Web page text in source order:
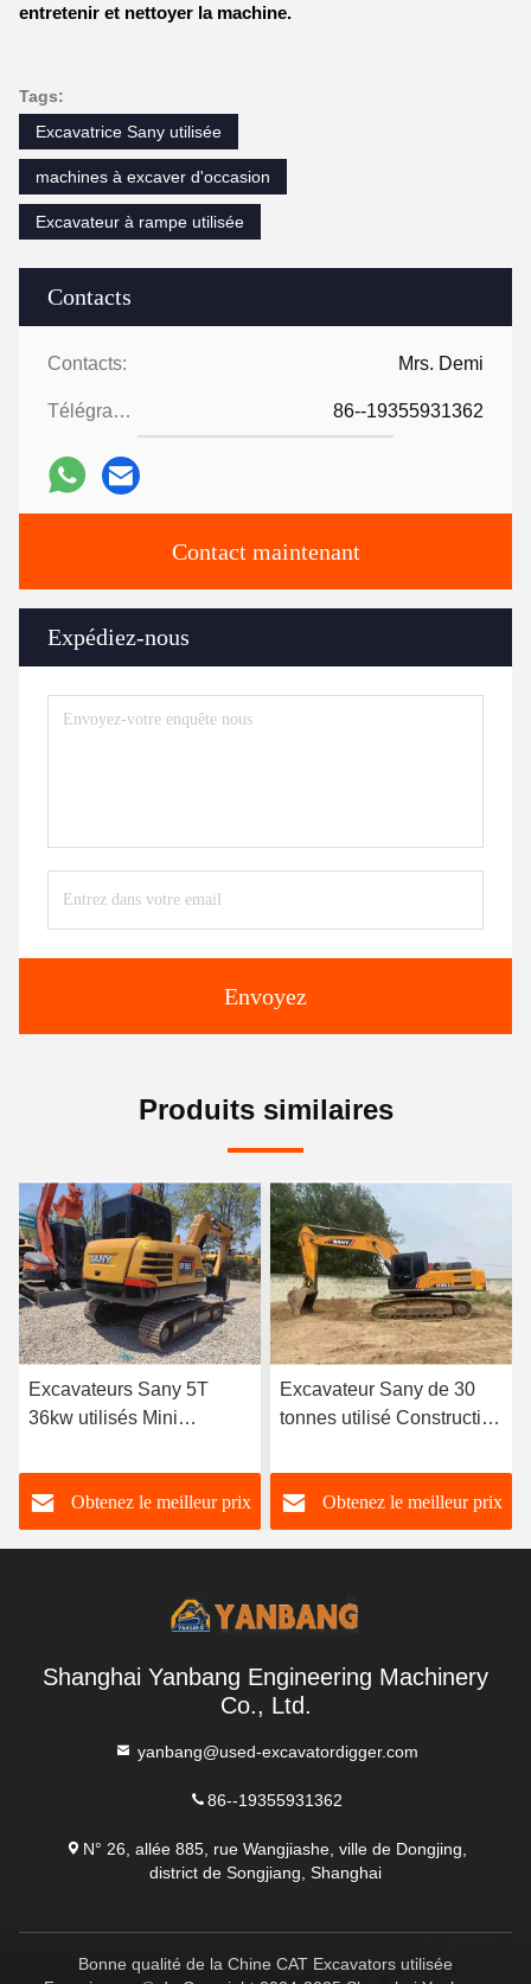
Contacts
Contacts: Mrs. Demi
Télégramme: 86--19355931362
Contact maintenant
Expédiez-nous
Envoyez
entretenir et nettoyer la machine.
Tags:
Excavatrice Sany utilisée
machines à excaver d'occasion
Excavateur à rampe utilisée
Produits similaires
Excavateur Sany de 30
tonnes utilisé Construction
Sy305h Excavateurs
compacts utilisés
Obtenez le meilleur prix
0.21m3 Seau 6tonnes
Excavateurs utilisés Sany
pour Sany SY60
Obtenez le meilleur prix
Shanghai Yanbang Engineering Machinery
Co., Ltd.
yanbang@used-excavatordigger.com
86--19355931362
N° 26, allée 885, rue Wangjiashe, ville de Dongjing,
district de Songjiang, Shanghai
Bonne qualité de la Chine CAT Excavators utilisée